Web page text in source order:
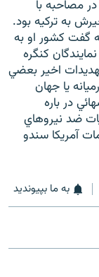
مصاحبه با
به تركيه بود.
گفت كشور او به
كنگره
اخير بعضي
يا جهان
در باره
ضد نيروهاي
آمريكا سندو
به ما بپیوندید